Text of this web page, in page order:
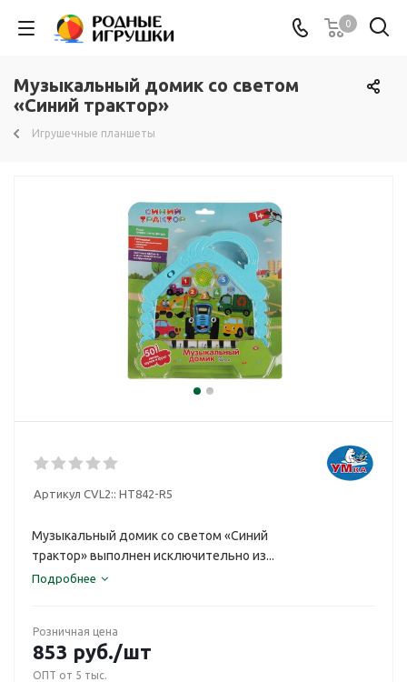
0
Музыкальный домик со светом
«Синий трактор»
Игрушечные планшеты
Артикул CVL2:: HT842-R5
Музыкальный домик со светом «Синий
трактор» выполнен исключительно из...
Подробнее
Розничная цена
853 руб./шт
ОПТ от 5 тыс.